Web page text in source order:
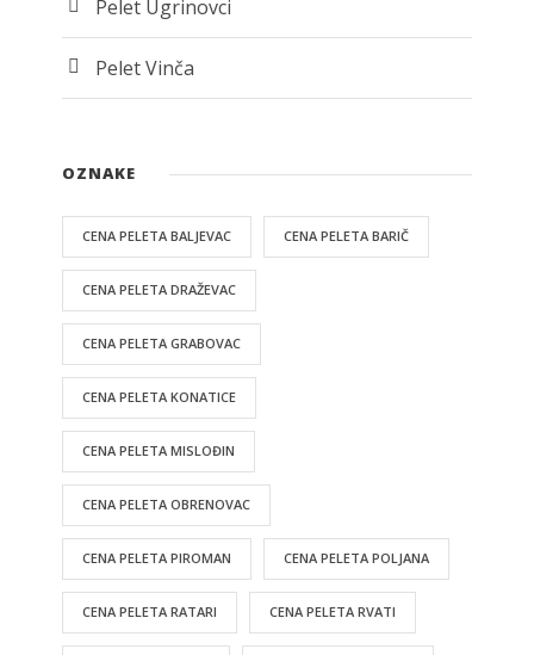
Pelet Ugrinovci
Pelet Vinča
OZNAKE
CENA PELETA BALJEVAC CENA PELETA BARIČ
CENA PELETA DRAŽEVAC
CENA PELETA GRABOVAC
CENA PELETA KONATICE
CENA PELETA MISLOĐIN
CENA PELETA OBRENOVAC
CENA PELETA PIROMAN CENA PELETA POLJANA
CENA PELETA RATARI CENA PELETA RVATI